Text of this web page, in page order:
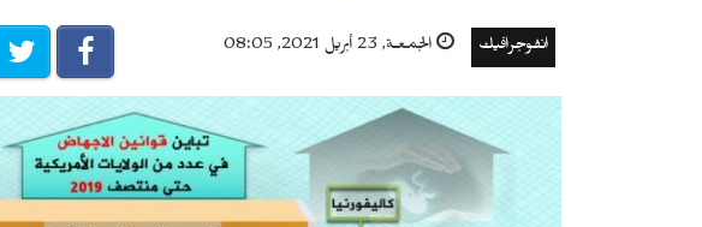
انفوجرافيك الجمعـة, 23 أبريل 2021, 08:05